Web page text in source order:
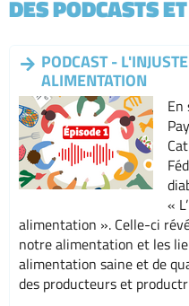
DES PODCASTS
PODCAST -
ALIMENTATION
En
«
alimentation ». Celle-ci
notre alimentation et les
alimentation saine et de
des producteurs et